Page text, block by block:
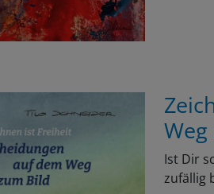
Ist Dir
zufällig